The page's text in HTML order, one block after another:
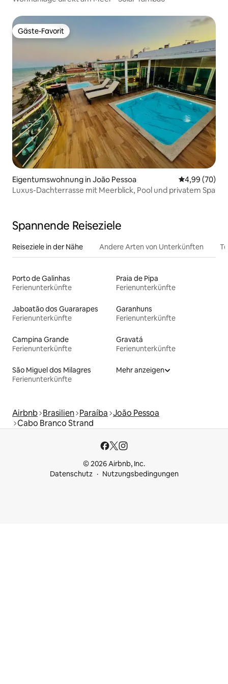
Gäste-Favorit
Gäste-Favorit
Eigentumswohnung in João Pessoa
4,99 (70)
Luxus-Dachterrasse mit Meerblick, Pool und privatem Spa
Spannende Reiseziele
Reiseziele in der Nähe Andere Arten von Unterkünften
Porto de Galinhas
Ferienunterkünfte
Praia de Pipa
Ferienunterkünfte
Jaboatão dos Guararapes
Ferienunterkünfte
Garanhuns
Ferienunterkünfte
Campina Grande
Ferienunterkünfte
Gravatá
Ferienunterkünfte
São Miguel dos Milagres
Ferienunterkünfte
Mehr anzeigen
Airbnb Brasilien Paraíba João Pessoa
Cabo Branco Strand
© 2026 Airbnb, Inc.
Datenschutz
Nutzungsbedingungen